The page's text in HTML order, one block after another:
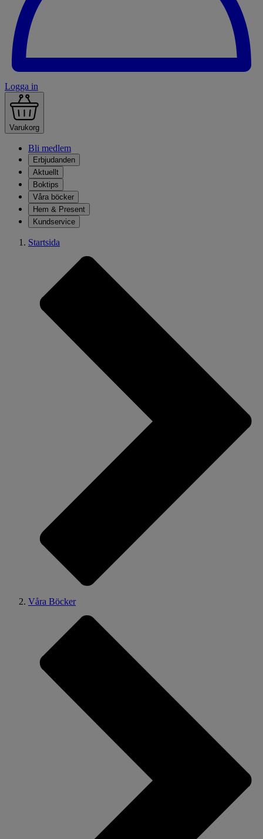
Logga in
Varukorg
Bli medlem
Erbjudanden
Aktuellt
Boktips
Våra böcker
Hem & Present
Kundservice
Startsida
Våra Böcker